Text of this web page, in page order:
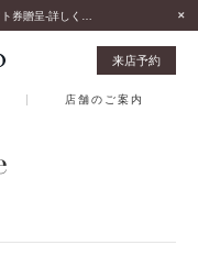
来店予約
店舗のご案内